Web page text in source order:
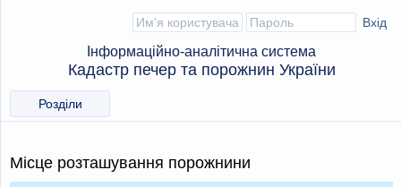
Інформаційно-аналітична система
Кадастр печер та порожнин України
Розділи
Місце розташування порожнини